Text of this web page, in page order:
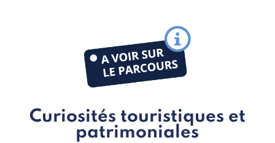
Curiosités touristiques et
patrimoniales